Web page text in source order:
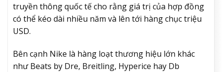
truyền thông quốc tế cho rằng giá trị của hợp đồng
có thể kéo dài nhiều năm và lên tới hàng chục triệu
USD.
Bên cạnh Nike là hàng loạt thương hiệu lớn khác
như Beats by Dre, Breitling, Hyperice hay Db